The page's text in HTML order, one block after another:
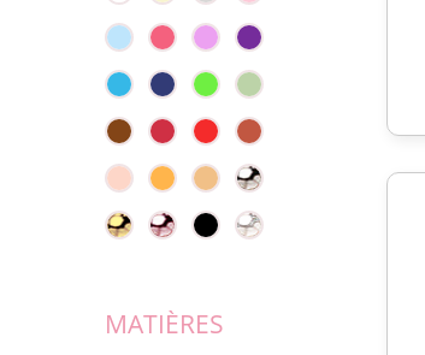
MATIÈRES